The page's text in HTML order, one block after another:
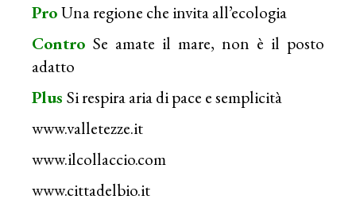
ProUna regione che invita all’ecologia
ControSe amate il mare, non è il posto
adatto
PlusSi respira aria di pace e semplicità
www.valletezze.it
www.ilcollaccio.com
www.cittadelbio.it